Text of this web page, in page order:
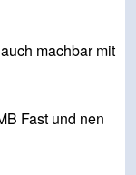
machbar mit
Fast und nen